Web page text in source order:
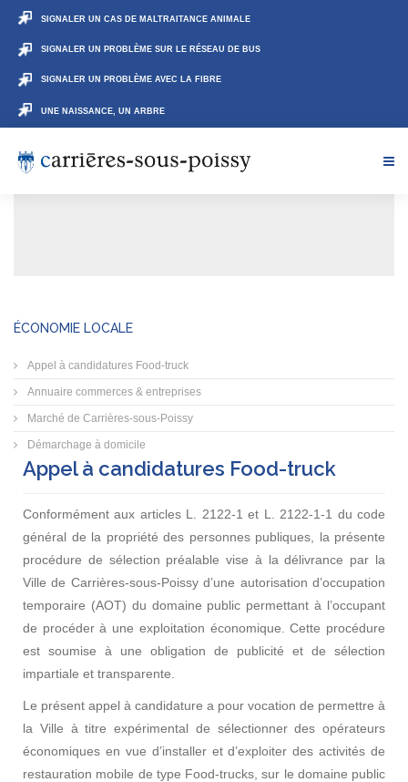
SIGNALER UN CAS DE MALTRAITANCE ANIMALE
SIGNALER UN PROBLÈME SUR LE RÉSEAU DE BUS
SIGNALER UN PROBLÈME AVEC LA FIBRE
UNE NAISSANCE, UN ARBRE
ÉCONOMIE LOCALE
Appel à candidatures Food-truck
Annuaire commerces & entreprises
Marché de Carrières-sous-Poissy
Démarchage à domicile
Appel à candidatures Food-truck
Conformément aux articles L. 2122-1 et L. 2122-1-1 du code
général de la propriété des personnes publiques, la présente
procédure de sélection préalable vise à la délivrance par la
Ville de Carrières-sous-Poissy d’une autorisation d’occupation
temporaire (AOT) du domaine public permettant à l’occupant
de procéder à une exploitation économique. Cette procédure
est soumise à une obligation de publicité et de sélection
impartiale et transparente.
Le présent appel à candidature a pour vocation de permettre à
la Ville à titre expérimental de sélectionner des opérateurs
économiques en vue d’installer et d’exploiter des activités de
restauration mobile de type Food-trucks, sur le domaine public